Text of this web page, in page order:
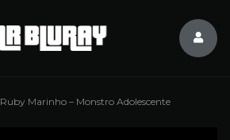
Ruby Marinho – Monstro Adolescente